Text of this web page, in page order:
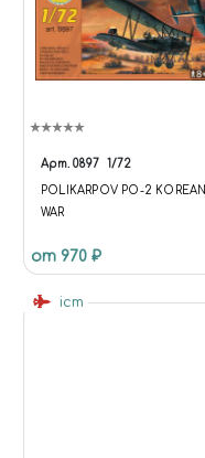
Арт. 0897 1/72
POLIKARPOV PO-2 KOREAN
WAR
от 970 ₽
icm